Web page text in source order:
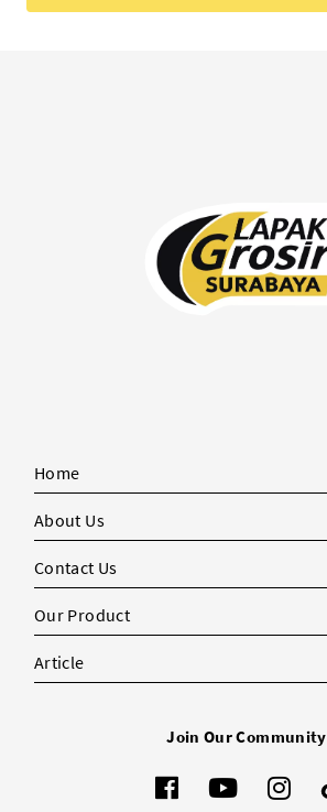
Home
About Us
Contact Us
Our Product
Article
Join Our Community